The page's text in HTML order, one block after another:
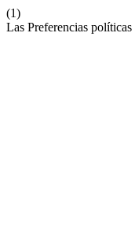
(1)
Las Preferencias